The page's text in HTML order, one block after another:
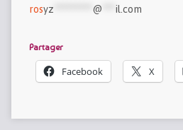
rosyz @ il.com
Partager
Facebook X